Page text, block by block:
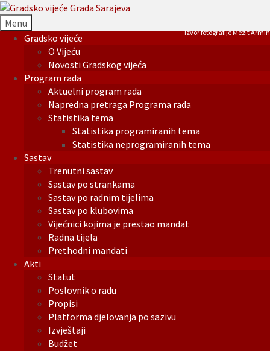
Menu
Gradsko vijeće
O Vijeću
Novosti Gradskog vijeća
Program rada
Aktuelni program rada
Napredna pretraga Programa rada
Statistika tema
Statistika programiranih tema
Statistika neprogramiranih tema
Sastav
Trenutni sastav
Sastav po strankama
Sastav po radnim tijelima
Sastav po klubovima
Vijećnici kojima je prestao mandat
Radna tijela
Prethodni mandati
Akti
Statut
Poslovnik o radu
Propisi
Platforma djelovanja po sazivu
Izvještaji
Budžet
Izvor fotografije Mezit Armin